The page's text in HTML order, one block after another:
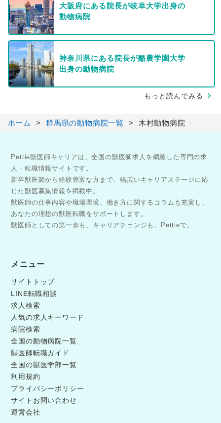
大阪府にある院長が岐阜大学出身の
動物病院
神奈川県にある院長が酪農学園大学
出身の動物病院
もっと読んでみる
ホーム 群馬県の動物病院一覧 木村動物病院
Pettie獣医師キャリアは、全国の獣医師求人を網羅した専門の求
人・転職情報サイトです。
新卒獣医師から経験豊富な方まで、幅広いキャリアステージに応
じた獣医募集情報を掲載中。
獣医師の仕事内容や職場環境、働き方に関するコラムも充実し、
あなたの理想の獣医転職をサポートします。
獣医師としての第一歩も、キャリアチェンジも、Pettieで。
メニュー
サイトトップ
LINE転職相談
求人検索
人気の求人キーワード
病院検索
全国の動物病院一覧
獣医師転職ガイド
全国の獣医学部一覧
利用規約
プライバシーポリシー
サイトお問い合わせ
運営会社